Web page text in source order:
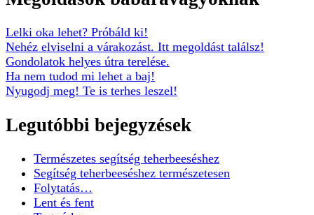
Lelki oka lehet? Próbáld ki!
Nehéz elviselni a várakozást. Itt megoldást találsz!
Gondolatok helyes útra terelése.
Ha nem tudod mi lehet a baj!
Nyugodj meg! Te is terhes leszel!
Legutóbbi bejegyzések
Természetes segítség teherbeeséshez
Segítség teherbeeséshez természetesen
Folytatás…
Lent és fent